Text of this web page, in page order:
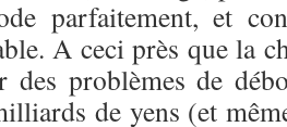
parfaitement, et
A ceci près que la
problèmes de
de yens (et